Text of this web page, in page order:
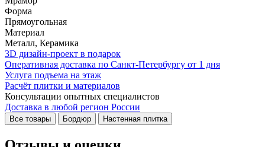
Форма
Прямоугольная
Материал
Металл, Керамика
3D дизайн-проект в подарок
Оперативная доставка по Санкт-Петербургу от 1 дня
Услуга подъема на этаж
Расчёт плитки и материалов
Консультации опытных специалистов
Доставка в любой регион России
Все товары Бордюр Настенная плитка